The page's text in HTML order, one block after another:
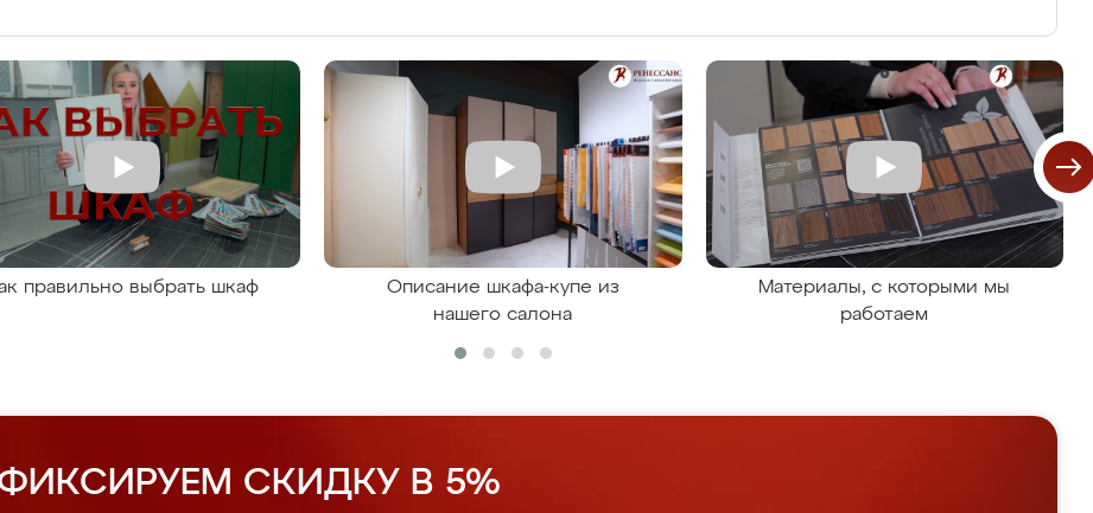
правильно выбрать шкаф
Описание шкафа-купе из
нашего салона
Материалы, с которыми мы
работаем
СКИДКУ В 5%